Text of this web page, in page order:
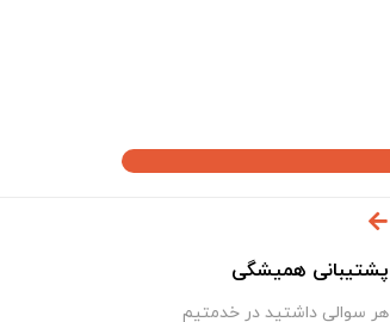
پشتیبانی همیشگی
هر سوالی داشتید در خدمتیم